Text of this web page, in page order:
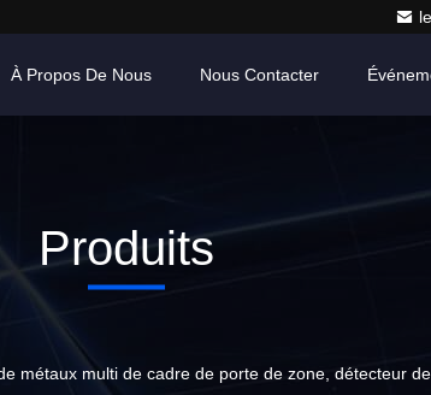
À Propos De Nous Nous Contacter
Produits
métaux multi de cadre de porte de zone, détecteur